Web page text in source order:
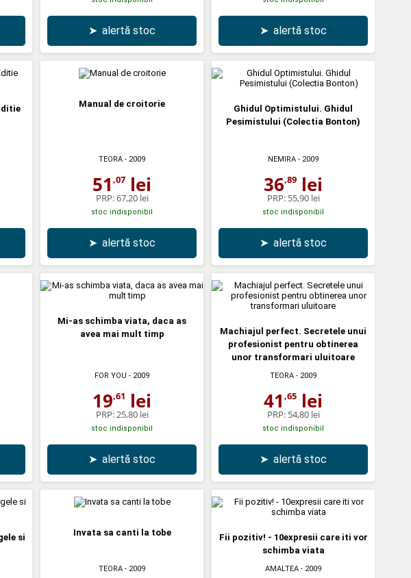
➤ alertă stoc ➤ alertă stoc
Manual de croitorie
TEORA - 2009
51 ,07 lei
PRP:67,20 lei
stoc indisponibil
➤ alertă stoc
Ghidul Optimistului. Ghidul
Pesimistului (Colectia Bonton)
NEMIRA - 2009
36,89 lei
PRP: 55,90 lei
stoc indisponibil
➤ alertă stoc
Mi-as schimba viata, daca as
avea mai mult timp
FOR YOU - 2009
19,61 lei
PRP:25,80 lei
stoc indisponibil
➤ alertă stoc
Machiajul perfect. Secretele unui
profesionist pentru obtinerea
unor transformari uluitoare
TEORA - 2009
41 ,65 lei
PRP: 54,80 lei
stoc indisponibil
➤ alertă stoc
si
Invata sa canti la tobe
TEORA - 2009
Fii pozitiv! - 10expresii care iti vor
schimba viata
AMALTEA - 2009